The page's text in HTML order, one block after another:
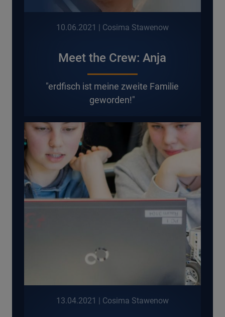
10.06.2021 | Cosima Stawenow
Meet the Crew: Anja
"erdfisch ist meine zweite Familie
geworden!"
13.04.2021 | Cosima Stawenow